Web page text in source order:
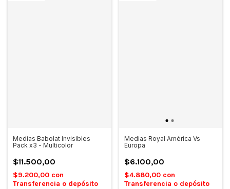
Medias Babolat Invisibles
Pack x3 - Multicolor
$11.500,00
$9.200,00 con
Transferencia o depósito
Medias Royal América Vs
Europa
$6.100,00
$4.880,00 con
Transferencia o depósito